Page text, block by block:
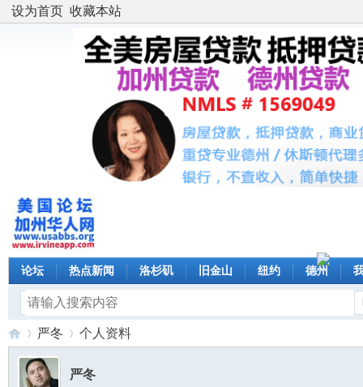
设为首页 收藏本站
论坛 热点新闻 洛杉矶 旧金山 纽约 德州
严冬 个人资料
严冬